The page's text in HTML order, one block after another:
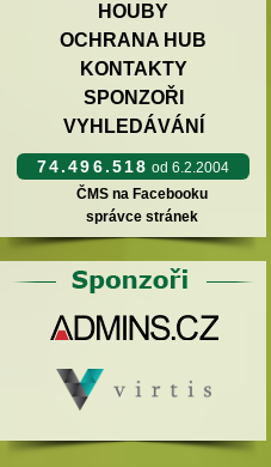
HOUBY
OCHRANA HUB
KONTAKTY
SPONZOŘI
VYHLEDÁVÁNÍ
74.496.518 od 6.2.2004
ČMS na Facebooku
správce stránek